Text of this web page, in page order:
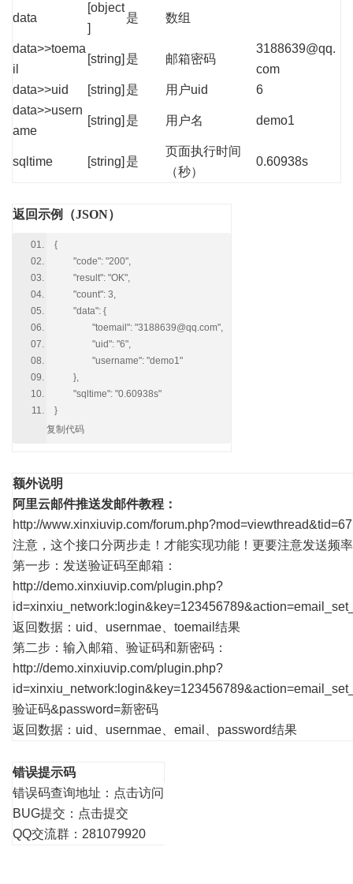
data
[object
]
是 数组
data>>toema
il
[string] 是 邮箱密码
3188639@qq.
com
data>>uid
[string] 是 用户uid
6
data>>usern
ame
[string] 是 用户名 demo1
sqltime [string] 是
页面执行时间
（秒）
0.60938s
返回示例（JSON）
{
"code": "200",
"result": "OK",
"count": 3,
"data": {
"toemail": "3188639@qq.com",
"uid": "6",
"username": "demo1"
},
"sqltime": "0.60938s"
}
复制代码
额外说明
阿里云邮件推送发邮件教程：
http://www.xinxiuvip.com/forum.php?mod=viewthread&tid=67
注意，这个接口分两步走！才能实现功能！更要注意发送频
第一步：发送验证码至邮箱：
http://demo.xinxiuvip.com/plugin.php?
返回数据：uid、usernmae、toemail结果
第二步：输入邮箱、验证码和新密码：
http://demo.xinxiuvip.com/plugin.php?
验证码&password=新密码
返回数据：uid、usernmae、email、password结果
错误提示码
错误码查询地址： 点击访问
BUG提交： 点击提交
QQ交流群：281079920